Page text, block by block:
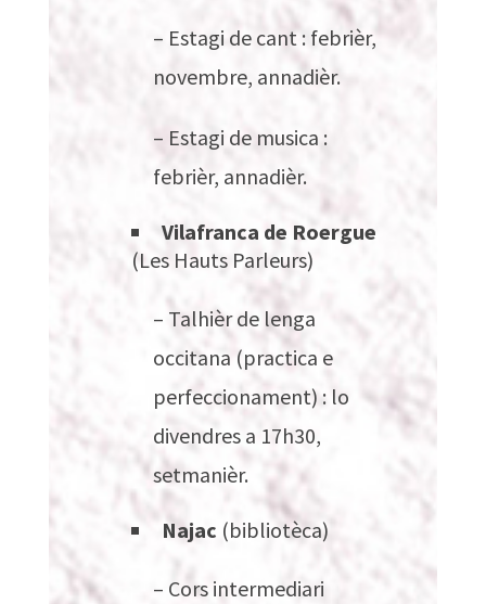
– Estagi de cant : febrièr,
novembre, annadièr.
– Estagi de musica :
febrièr, annadièr.
Vilafranca de Roergue
(Les Hauts Parleurs)
– Talhièr de lenga
occitana (practica e
perfeccionament) : lo
divendres a 17h30,
setmanièr.
Najac (bibliotèca)
– Cors intermediari